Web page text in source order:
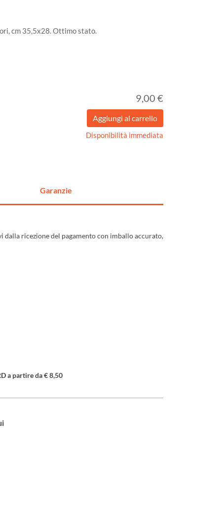
cm 35,5x28. Ottimo stato.
9,00 €
Disponibilità immediata
Garanzie
ricezione del pagamento con imballo accurato,
a partire da € 8,50